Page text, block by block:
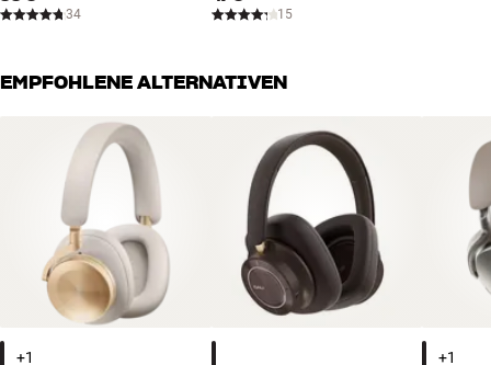
34 15
EMPFOHLENE ALTERNATIVEN